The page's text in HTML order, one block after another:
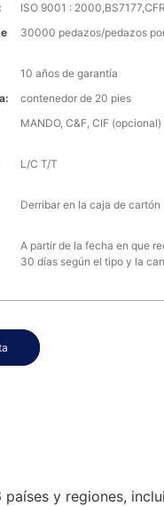
ISO 9001 :
30000 pedazos/pedazos
10 años de garantía
contenedor de 20 pies
MANDO, C&F, CIF (opcional)
L/C T/T
Derribar en la caja de cartón
A partir de la fecha en que
30 días según el tipo y la
y regiones,